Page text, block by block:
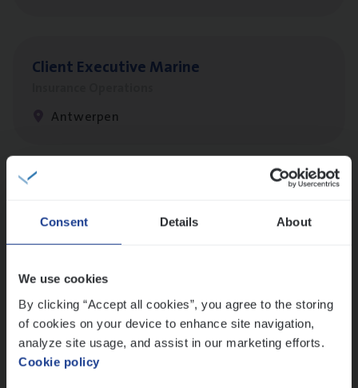
Consent Details About
We use cookies
By clicking “Accept all cookies”, you agree to the storing
of cookies on your device to enhance site navigation,
analyze site usage, and assist in our marketing efforts.
Cookie policy
Client Exe­cu­ti­ve Marine
Antwerpen
Dos­sier­be­heer­der Pro­per­ty verzekeringen
Insurance Operations
Antwerpen en Hasselt
Dos­sier­be­heer­der Onder­ne­min­gen Van­b­
re­da Huys­mans — Mechelen
Insurance Operations